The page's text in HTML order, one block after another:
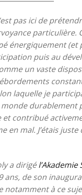
pas ici de
particulière.
énergiquement (et
puis au
un vaste
laquelle je
monde durablement
et contribué
en mal. J’étais
a dirigél’Akademie
ans, de son
notamment à ce